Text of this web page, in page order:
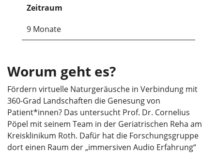
Zeitraum
9 Monate
Worum geht es?
Fördern virtuelle Naturgeräusche in Verbindung mit
360-Grad Landschaften die Genesung von
Patient*innen? Das untersucht Prof. Dr. Cornelius
Pöpel mit seinem Team in der Geriatrischen Reha am
Kreisklinikum Roth. Dafür hat die Forschungsgruppe
dort einen Raum der „immersiven Audio Erfahrung“